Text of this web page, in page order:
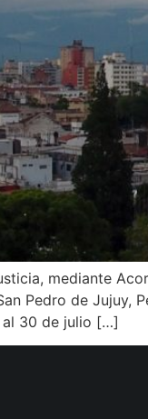
mediante
Pedro de Jujuy,
al 30 de julio […]